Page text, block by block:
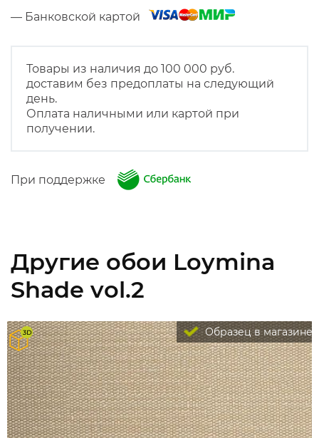
— Банковской картой
Товары из наличия до 100 000 руб.
доставим без предоплаты на следующий
день.
Оплата наличными или картой при
получении.
При поддержке
Другие обои Loymina
Shade vol.2
Образец в магазине